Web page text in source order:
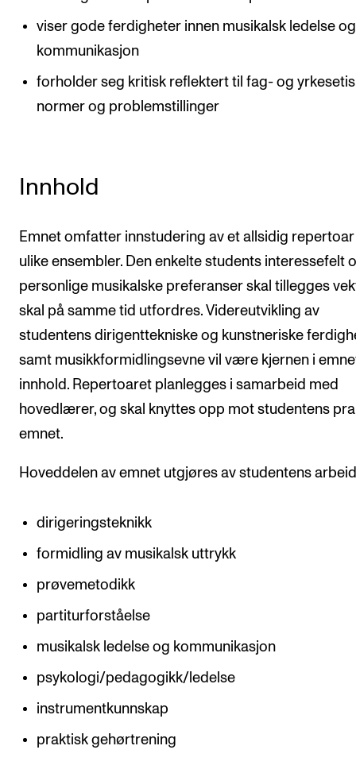
viser gode ferdigheter innen musikalsk ledelse og
kommunikasjon
forholder seg kritisk reflektert til fag- og
normer og problemstillinger
Innhold
Emnet omfatter innstudering av et allsidig
ulike ensembler. Den enkelte students interessefelt
personlige musikalske preferanser skal tillegges
skal på samme tid utfordres. Videreutvikling av
studentens dirigenttekniske og kunstneriske
samt musikkformidlingsevne vil være kjernen i
innhold. Repertoaret planlegges i samarbeid med
hovedlærer, og skal knyttes opp mot studentens
emnet.
Hoveddelen av emnet utgjøres av studentens
dirigeringsteknikk
formidling av musikalsk uttrykk
prøvemetodikk
partiturforståelse
musikalsk ledelse og kommunikasjon
psykologi/pedagogikk/ledelse
instrumentkunnskap
praktisk gehørtrening